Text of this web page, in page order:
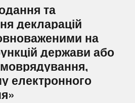
та
декларацій
на
держави або
електронного